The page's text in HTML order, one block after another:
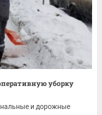
уборку
и дорожные